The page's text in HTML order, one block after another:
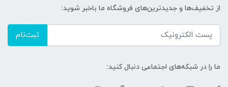
از تخفیف‌ها و جدیدترین‌های فروشگاه ما باخبر شوید:
ثبت‌نام
ما را در شبکه‌های اجتماعی دنبال کنید: